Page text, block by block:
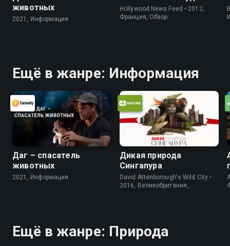
животных
2021, Информация
Hollywood News Feed • 2012,
Франция, Обзор
Ещё в жанре: Информация
Даг – спасатель
животных
2021, Информация
Дикая природа
Сингапура
David Attenborough's Wild City •
2016, Великобритания,
Ещё в жанре: Природа